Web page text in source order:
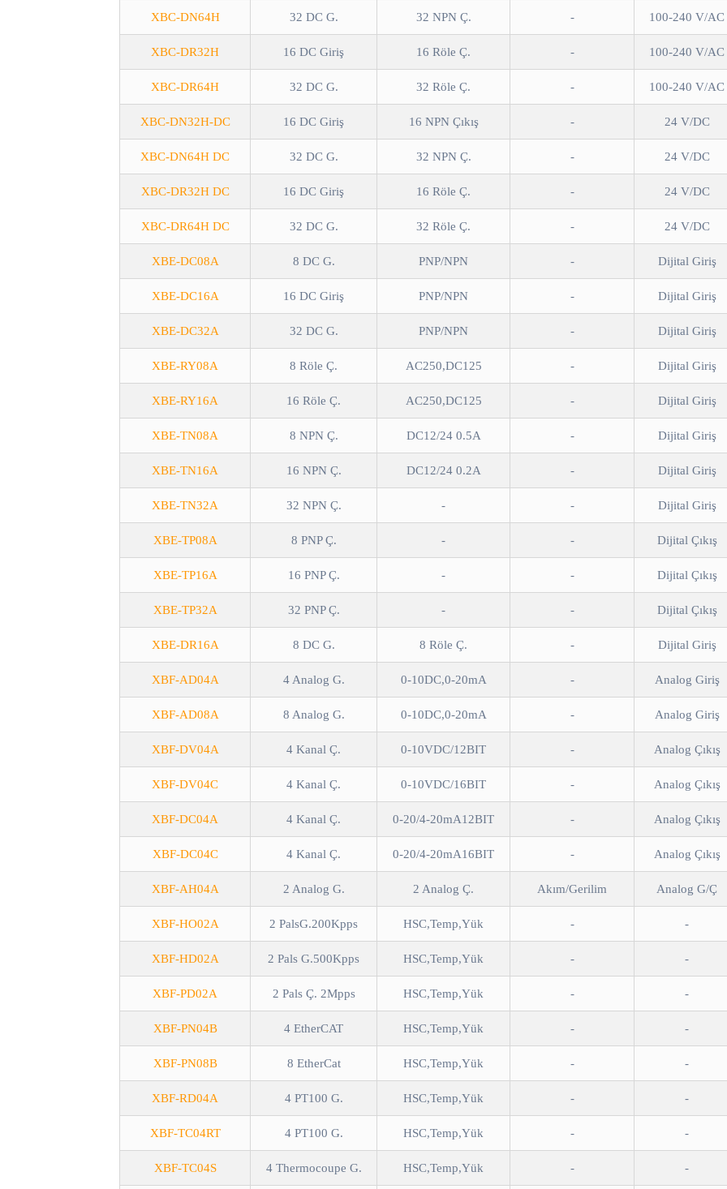
XBC-DN64H 32 DC G. 32 NPN Ç. - 100-240 V/AC
XBC-DR32H 16 DC Giriş 16 Röle Ç. - 100-240 V/AC
XBC-DR64H 32 DC G. 32 Röle Ç. - 100-240 V/AC
XBC-DN32H-DC 16 DC Giriş 16 NPN Çıkış - 24 V/DC
XBC-DN64H DC 32 DC G. 32 NPN Ç. - 24 V/DC
XBC-DR32H DC 16 DC Giriş 16 Röle Ç. - 24 V/DC
XBC-DR64H DC 32 DC G. 32 Röle Ç. - 24 V/DC
XBE-DC08A 8 DC G. PNP/NPN - Dijital Giriş
XBE-DC16A 16 DC Giriş PNP/NPN - Dijital Giriş
XBE-DC32A 32 DC G. PNP/NPN - Dijital Giriş
XBE-RY08A 8 Röle Ç. AC250,DC125 - Dijital Giriş
XBE-RY16A 16 Röle Ç. AC250,DC125 - Dijital Giriş
XBE-TN08A 8 NPN Ç. DC12/24 0.5A - Dijital Giriş
XBE-TN16A 16 NPN Ç. DC12/24 0.2A - Dijital Giriş
XBE-TN32A 32 NPN Ç. - - Dijital Giriş
XBE-TP08A 8 PNP Ç. - - Dijital Çıkış
XBE-TP16A 16 PNP Ç. - - Dijital Çıkış
XBE-TP32A 32 PNP Ç. - - Dijital Çıkış
XBE-DR16A 8 DC G. 8 Röle Ç. - Dijital Giriş
XBF-AD04A 4 Analog G. 0-10DC,0-20mA - Analog Giriş
XBF-AD08A 8 Analog G. 0-10DC,0-20mA - Analog Giriş
XBF-DV04A 4 Kanal Ç. 0-10VDC/12BIT - Analog Çıkış
XBF-DV04C 4 Kanal Ç. 0-10VDC/16BIT - Analog Çıkış
XBF-DC04A 4 Kanal Ç. 0-20/4-20mA12BIT - Analog Çıkış
XBF-DC04C 4 Kanal Ç. 0-20/4-20mA16BIT - Analog Çıkış
XBF-AH04A 2 Analog G. 2 Analog Ç. Akım/Gerilim Analog G/Ç
XBF-HO02A 2 PalsG.200Kpps HSC,Temp,Yük - -
XBF-HD02A 2 Pals G.500Kpps HSC,Temp,Yük - -
XBF-PD02A 2 Pals Ç. 2Mpps HSC,Temp,Yük - -
XBF-PN04B 4 EtherCAT HSC,Temp,Yük - -
XBF-PN08B 8 EtherCat HSC,Temp,Yük - -
XBF-RD04A 4 PT100 G. HSC,Temp,Yük - -
XBF-TC04RT 4 PT100 G. HSC,Temp,Yük - -
XBF-TC04S 4 Thermocoupe G. HSC,Temp,Yük - -